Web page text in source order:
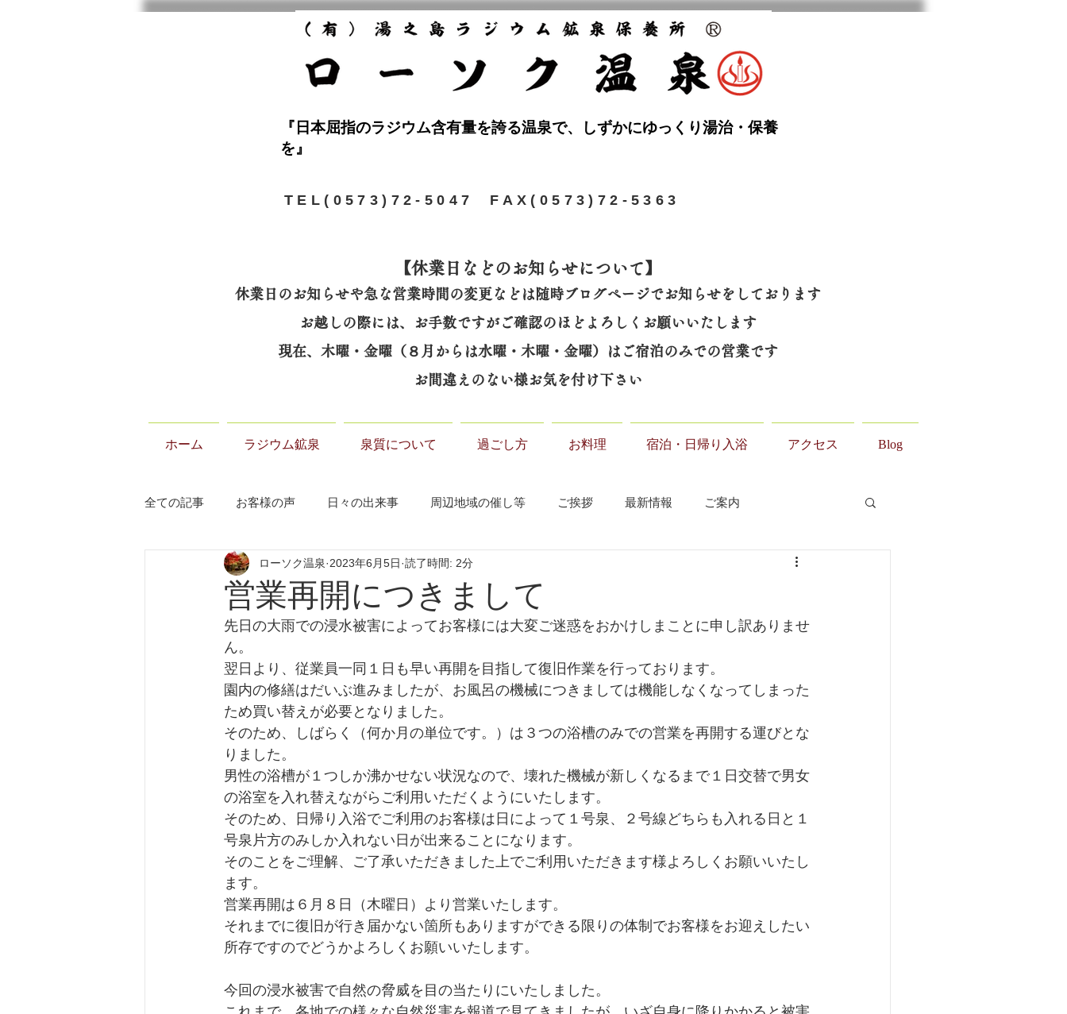
『日本屈指のラジウム含有量を誇る温泉で、しずかにゆっくり湯治・保養
を』
​TEL(0573)72-5047 FAX(0573)72-5363
【休業日などのお知らせについて】​
休業日のお知らせや急な営業時間の変更などは随時ブログページでお知らせをしております
お越しの際には、
お手数ですがご確認のほどよろしくお願いいたします
​現在、木曜・金曜（８月からは水曜・木曜・金曜）はご宿泊のみでの営業です
お間違えのない様お気を付け下さい
ホーム ラジウム鉱泉 泉質について 過ごし方 お料理 宿泊・日帰り入浴 アクセス Blog
全ての記事 お客様の声 日々の出来事 周辺地域の催し等 ご挨拶 最新情報 ご案内
当温泉について お知らせ
営業再開につきまして
ローソク温泉 2023年6月5日 読了時間: 2分
先日の大雨での浸水被害によってお客様には大変ご迷惑をおかけしまことに申し訳ありませ
ん。
翌日より、従業員一同１日も早い再開を目指して復旧作業を行っております。
園内の修繕はだいぶ進みましたが、お風呂の機械につきましては機能しなくなってしまった
ため買い替えが必要となりました。
そのため、しばらく（何か月の単位です。）は３つの浴槽のみでの営業を再開する運びとな
りました。
男性の浴槽が１つしか沸かせない状況なので、壊れた機械が新しくなるまで１日交替で男女
の浴室を入れ替えながらご利用いただくようにいたします。
そのため、日帰り入浴でご利用のお客様は日によって１号泉、２号線どちらも入れる日と１
号泉片方のみしか入れない日が出来ることになります。
そのことをご理解、ご了承いただきました上でご利用いただきます様よろしくお願いいたし
ます。
営業再開は６月８日（木曜日）より営業いたします。
それまでに復旧が行き届かない箇所もありますができる限りの体制でお客様をお迎えしたい
所存ですのでどうかよろしくお願いいたします。
今回の浸水被害で自然の脅威を目の当たりにいたしました。